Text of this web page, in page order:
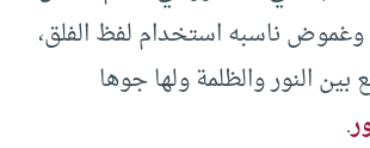
وغموض ناسبه استخدام لفظ الفلق،
النور والظلمة ولها جوها
.